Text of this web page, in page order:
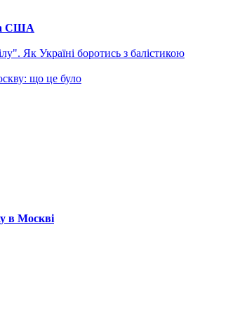
США
Як Україні боротись з балістикою
що це було
в Москві